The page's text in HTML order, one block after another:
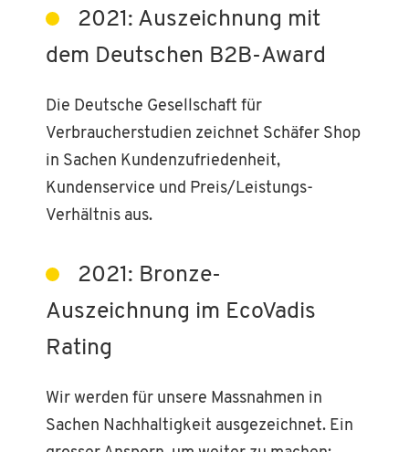
2021: Auszeichnung mit
dem Deutschen B2B-Award
Die Deutsche Gesellschaft für
Verbraucherstudien zeichnet Schäfer Shop
in Sachen Kundenzufriedenheit,
Kundenservice und Preis/Leistungs-
Verhältnis aus.
2021: Bronze-
Auszeichnung im EcoVadis
Rating
Wir werden für unsere Massnahmen in
Sachen Nachhaltigkeit ausgezeichnet. Ein